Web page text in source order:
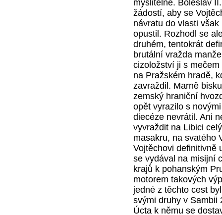
myslitelné. Boleslav
žádostí, aby se
návratu do vlasti
opustil. Rozhodl se
druhém, tentokrát
brutální vražda
cizoložství ji s
na Pražském hradě,
zavraždil. Marně
zemský hraniční
opět vyrazilo s
diecéze nevrátil. Ani
vyvraždit na Libici
masakru, na svatého
Vojtěchovi definitivně
se vydával na misijní
krajů k pohanským
motorem takových
jedné z těchto cest
svými druhy v Sambii
Úcta k němu se